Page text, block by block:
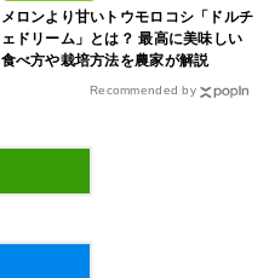
メロンより甘いトウモロコシ「ドルチ
ェドリーム」とは？ 最高に美味しい
食べ方や栽培方法を農家が解説
Recommended by